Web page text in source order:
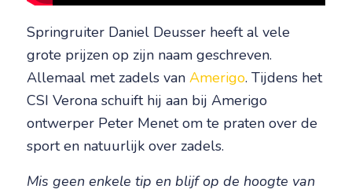
Springruiter Daniel Deusser heeft al vele
grote prijzen op zijn naam geschreven.
Allemaal met zadels van Amerigo. Tijdens het
CSI Verona schuift hij aan bij Amerigo
ontwerper Peter Menet om te praten over de
sport en natuurlijk over zadels.
Mis geen enkele tip en blijf op de hoogte van